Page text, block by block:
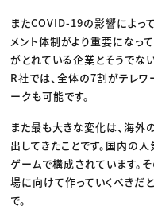
またCOVID-19の影響によっ
メント体制がより重要になっ
がとれている企業とそうでな
R社では、全体の7割がテレワ
ークも可能です。
また最も大きな変化は、海外
出してきたことです。国内の
ゲームで構成されています。
場に向けて作っていくべきだ
で。